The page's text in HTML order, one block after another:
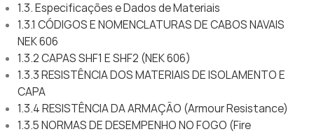
1.3. Especificações e Dados de Materiais
1.3.1 CÓDIGOS E NOMENCLATURAS DE CABOS NAVAIS
NEK 606
1.3.2 CAPAS SHF1 E SHF2 (NEK 606)
1.3.3 RESISTÊNCIA DOS MATERIAIS DE ISOLAMENTO E
CAPA
1.3.4 RESISTÊNCIA DA ARMAÇÃO (Armour Resistance)
1.3.5 NORMAS DE DESEMPENHO NO FOGO (Fire